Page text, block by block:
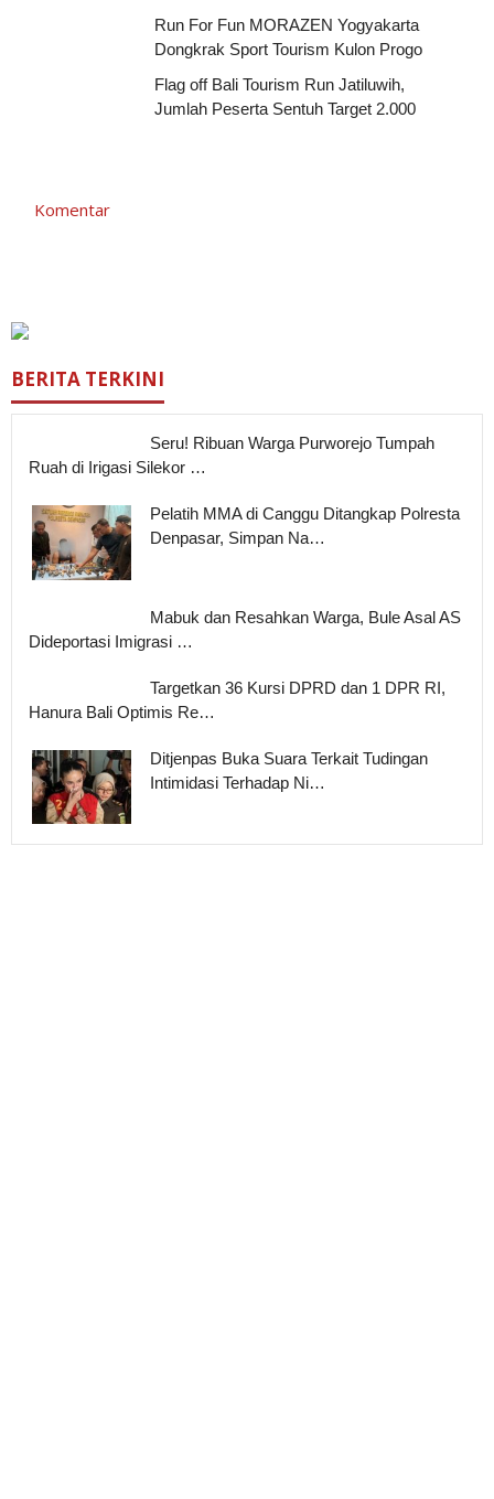
Run For Fun MORAZEN Yogyakarta
Dongkrak Sport Tourism Kulon Progo
Flag off Bali Tourism Run Jatiluwih,
Jumlah Peserta Sentuh Target 2.000
Komentar
BERITA TERKINI
Seru! Ribuan Warga Purworejo Tumpah
Ruah di Irigasi Silekor …
Pelatih MMA di Canggu Ditangkap Polresta
Denpasar, Simpan Na…
Mabuk dan Resahkan Warga, Bule Asal AS
Dideportasi Imigrasi …
Targetkan 36 Kursi DPRD dan 1 DPR RI,
Hanura Bali Optimis Re…
Ditjenpas Buka Suara Terkait Tudingan
Intimidasi Terhadap Ni…